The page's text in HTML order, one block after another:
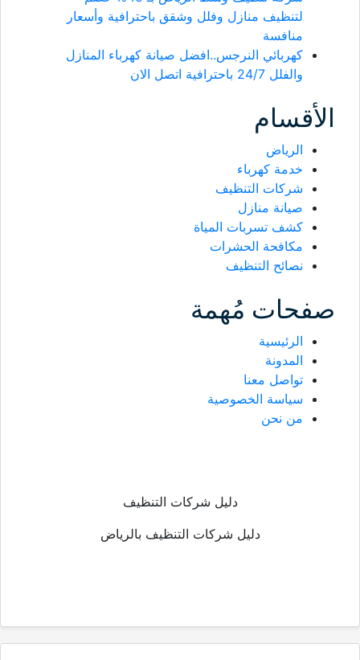
لتنظيف منازل وفلل وشقق باحترافية وأسعار
منافسة
كهربائي النرجس..افضل صيانة كهرباء المنازل
والفلل 24/7 باحترافية اتصل الان
الأقسام
الرياض
خدمة كهرباء
شركات التنظيف
صيانة منازل
كشف تسربات المياة
مكافحة الحشرات
نصائح التنظيف
صفحات مُهمة
الرئيسية
المدونة
تواصل معنا
سياسة الخصوصية
من نحن
دليل شركات التنظيف
دليل شركات التنظيف بالرياض